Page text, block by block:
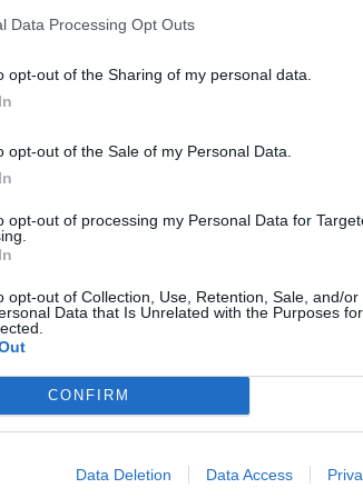
Data Processing Opt Outs
opt-out of the Sharing of my personal data.
opt-out of the Sale of my Personal Data.
opt-out of processing my Personal Data for
opt-out of Collection, Use, Retention, Sale, and/or
Data that Is Unrelated with the Purposes
CONFIRM
Data Deletion Data Access
de dedicação à AMA e pela
do último ano, estiveram presentes
da Assembleia Municipal, na
da AMA, Fernando Ramos, do
Décio Matias, do presidente da Junta
associados, familiares e amigos da